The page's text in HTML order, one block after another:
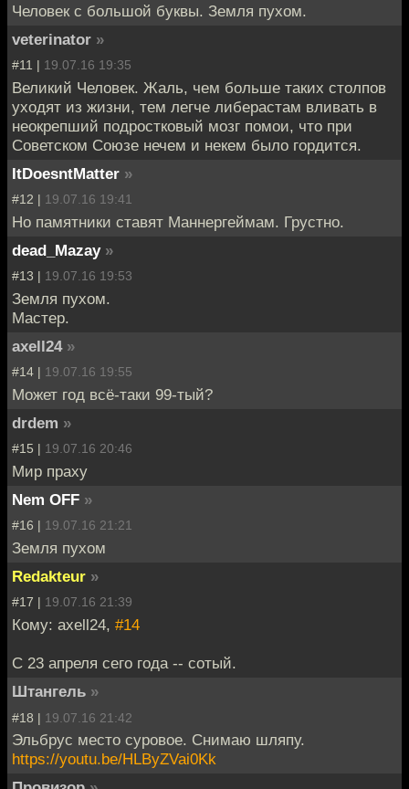
Человек с большой буквы. Земля пухом.
veterinator »
#11 | 19.07.16 19:35
Великий Человек. Жаль, чем больше таких столпов
уходят из жизни, тем легче либерастам вливать в
неокрепший подростковый мозг помои, что при
Советском Союзе нечем и некем было гордится.
ItDoesntMatter »
#12 | 19.07.16 19:41
Но памятники ставят Маннергеймам. Грустно.
dead_Mazay »
#13 | 19.07.16 19:53
Земля пухом.
Мастер.
axell24 »
#14 | 19.07.16 19:55
Может год всё-таки 99-тый?
drdem »
#15 | 19.07.16 20:46
Мир праху
Nem OFF »
#16 | 19.07.16 21:21
Земля пухом
Redakteur »
#17 | 19.07.16 21:39
Кому: axell24, #14
С 23 апреля сего года -- сотый.
Штангель »
#18 | 19.07.16 21:42
Эльбрус место суровое. Снимаю шляпу.
https://youtu.be/HLByZVai0Kk